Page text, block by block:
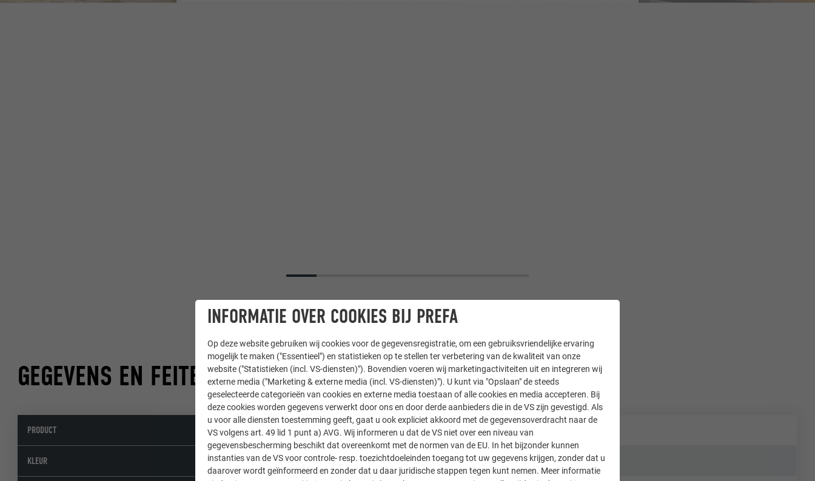
GEGEVENS EN FEITEN
PRODUCT Daklosange 29 × 29 ,Gevellosange 29 × 29
KLEUR 07 P.10 lichtgrijs, mayagoud 2862-40
INFORMATIE OVER COOKIES BIJ PREFA
Op deze website gebruiken wij cookies voor de gegevensregistratie, om een gebruiksvriendelijke ervaring
mogelijk te maken ("Essentieel") en statistieken op te stellen ter verbetering van de kwaliteit van onze
website ("Statistieken (incl. VS-diensten)"). Bovendien voeren wij marketingactiviteiten uit en integreren wij
externe media ("Marketing & externe media (incl. VS-diensten)"). U kunt via "Opslaan" de steeds
geselecteerde categorieën van cookies en externe media toestaan of alle cookies en media accepteren. Bij
deze cookies worden gegevens verwerkt door ons en door derde aanbieders die in de VS zijn gevestigd. Als
u voor alle diensten toestemming geeft, gaat u ook expliciet akkoord met de gegevensoverdracht naar de
VS volgens art. 49 lid 1 punt a) AVG. Wij informeren u dat de VS niet over een niveau van
gegevensbescherming beschikt dat overeenkomt met de normen van de EU. In het bijzonder kunnen
instanties van de VS voor controle- resp. toezichtdoeleinden toegang tot uw gegevens krijgen, zonder dat u
daarover wordt geïnformeerd en zonder dat u daar juridische stappen tegen kunt nemen. Meer informatie